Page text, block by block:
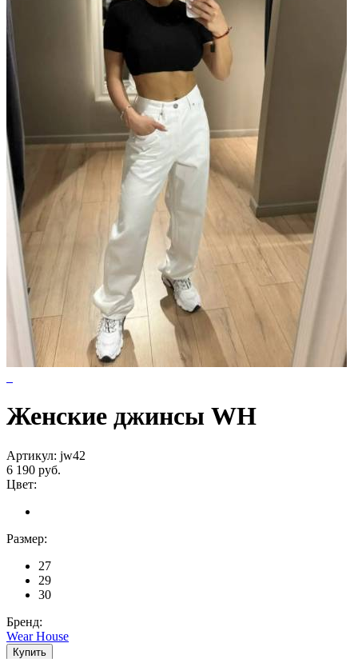
Женские джинсы WH
Артикул: jw42
6 190 руб.
Цвет:
Размер:
27
29
30
Бренд:
Wear House